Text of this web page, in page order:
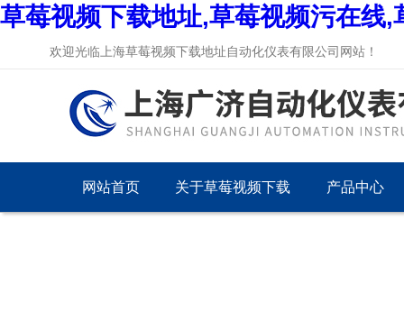
草莓视频下载地址,草莓视频污在线
欢迎光临上海草莓视频下载地址自动化仪表有限公司网站！
网站首页 关于草莓视频下载 产品中心